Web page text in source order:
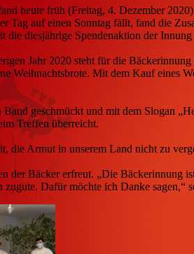
heute früh (Freitag, 4. Dezember
Tag auf einen Sonntag fällt, fand die
die diesjährige Spendenaktion der
Jahr 2020 steht für die
Weihnachtsbrote. Mit dem Kauf eines
geschmückt und mit dem Slogan
Treffen überreicht.
die Armut in unserem Land nicht zu
der Bäcker erfreut. „Die Bäckerinnung
Dafür möchte ich Danke sagen,“